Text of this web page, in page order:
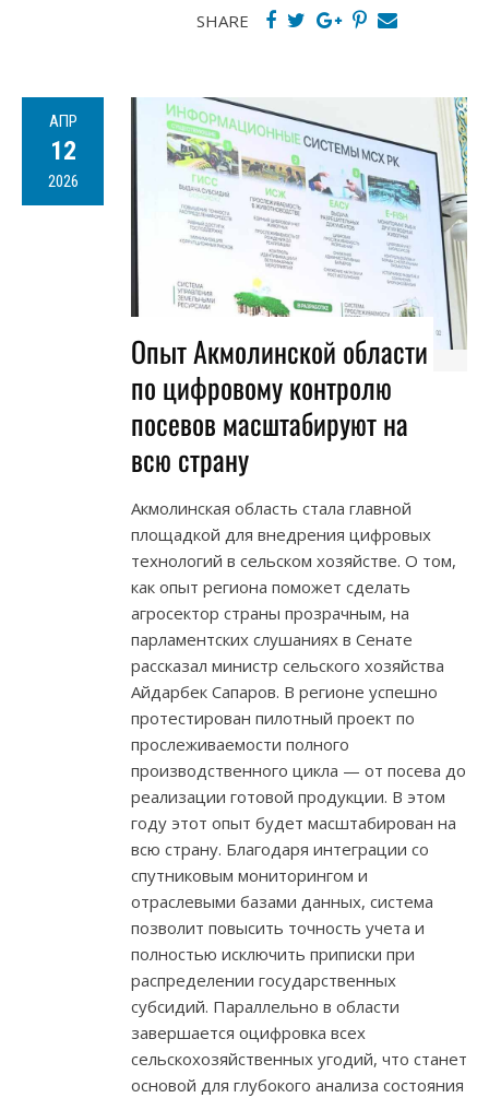
SHARE
АПР
12
2026
Опыт Акмолинской области
по цифровому контролю
посевов масштабируют на
всю страну
Акмолинская область стала главной
площадкой для внедрения цифровых
технологий в сельском хозяйстве. О том,
как опыт региона поможет сделать
агросектор страны прозрачным, на
парламентских слушаниях в Сенате
рассказал министр сельского хозяйства
Айдарбек Сапаров. В регионе успешно
протестирован пилотный проект по
прослеживаемости полного
производственного цикла — от посева до
реализации готовой продукции. В этом
году этот опыт будет масштабирован на
всю страну. Благодаря интеграции со
спутниковым мониторингом и
отраслевыми базами данных, система
позволит повысить точность учета и
полностью исключить приписки при
распределении государственных
субсидий. Параллельно в области
завершается оцифровка всех
сельскохозяйственных угодий, что станет
основой для глубокого анализа состояния